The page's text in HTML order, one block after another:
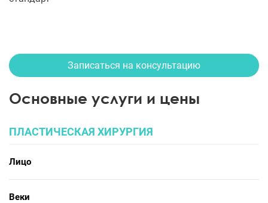
Записаться на консультацию
Основные услуги и цены
ПЛАСТИЧЕСКАЯ ХИРУРГИЯ
Лицо
Веки